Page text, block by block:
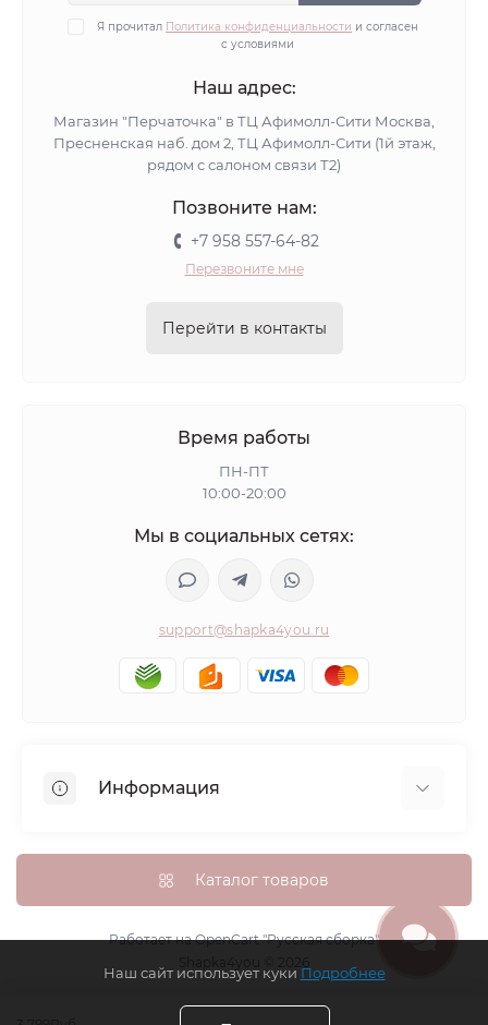
Я прочитал Политика конфиденциальности и согласен
с условиями
Наш адрес:
Магазин "Перчаточка" в ТЦ Афимолл-Сити Москва,
Пресненская наб. дом 2, ТЦ Афимолл-Сити (1й этаж,
рядом с салоном связи Т2)
Позвоните нам:
+7 958 557-64-82
Перезвоните мне
Перейти в контакты
Время работы
ПН-ПТ
10:00-20:00
Мы в социальных сетях:
support@shapka4you.ru
Информация
Доставка, оплата и бонусные баллы
Гарантия возврата
Политика конфиденциальности
Контакты
Каталог товаров
Работает наOpenCart "Русская сборка"
Наш сайт использует куки Подробнее